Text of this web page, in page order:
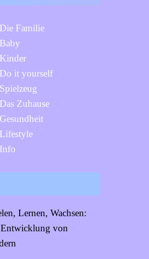
Die Familie
Baby
Kinder
Do it yourself
Spielzeug
Das Zuhause
Gesundheit
Lifestyle
Info
Lernen, Wachsen:
von